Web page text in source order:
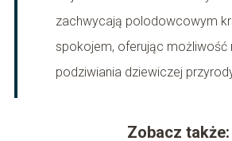
zachwycają polodowcowym
spokojem, oferując możliwość
podziwiania dziewiczej
Zobacz także: